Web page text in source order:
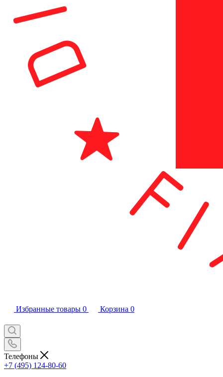
Избранные товары 0 Корзина 0
Телефоны
+7 (495) 124-80-60